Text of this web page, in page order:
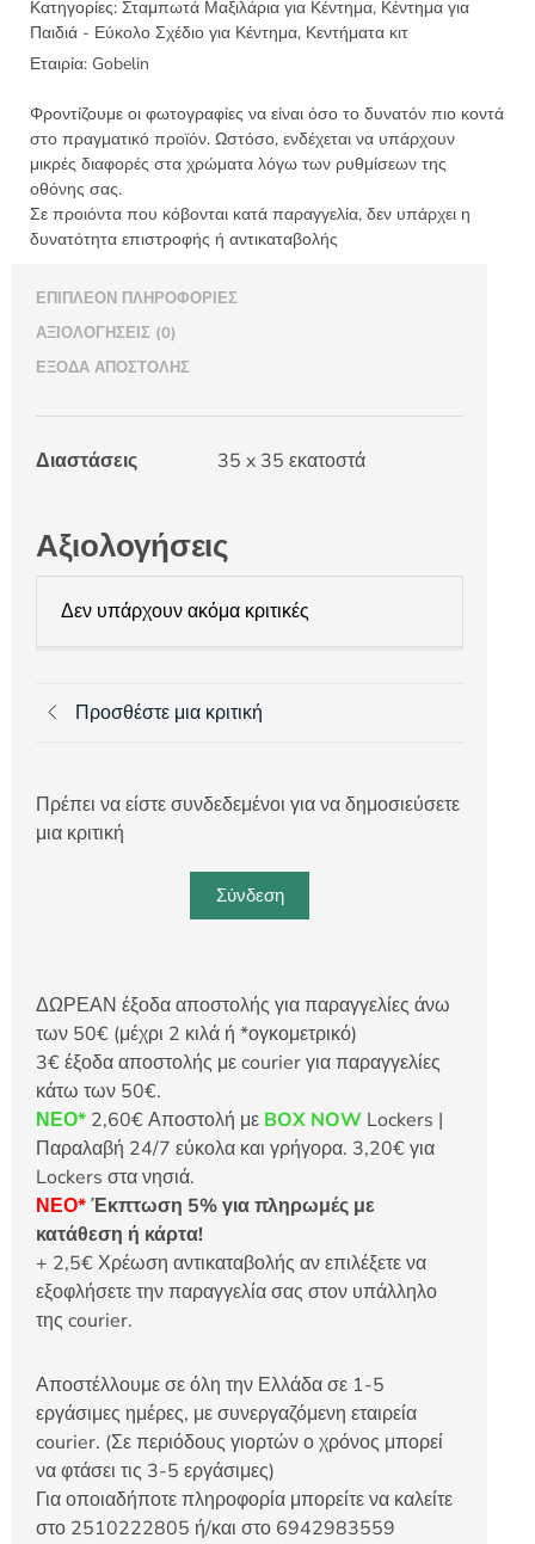
Κατηγορίες: Σταμπωτά Μαξιλάρια για Κέντημα, Κέντημα για
Παιδιά - Εύκολο Σχέδιο για Κέντημα, Κεντήματα κιτ
Εταιρία: Gobelin
Φροντίζουμε οι φωτογραφίες να είναι όσο το δυνατόν πιο κοντά
στο πραγματικό προϊόν. Ωστόσο, ενδέχεται να υπάρχουν
μικρές διαφορές στα χρώματα λόγω των ρυθμίσεων της
οθόνης σας.
Σε προιόντα που κόβονται κατά παραγγελία, δεν υπάρχει η
δυνατότητα επιστροφής ή αντικαταβολής
ΕΠΙΠΛΈΟΝ ΠΛΗΡΟΦΟΡΊΕΣ
ΑΞΙΟΛΟΓΉΣΕΙΣ (0)
ΈΞΟΔΑ ΑΠΟΣΤΟΛΉΣ
Διαστάσεις 35 x 35 εκατοστά
Αξιολογήσεις
Δεν υπάρχουν ακόμα κριτικές
Προσθέστε μια κριτική
Πρέπει να είστε συνδεδεμένοι για να δημοσιεύσετε
μια κριτική
Σύνδεση
ΔΩΡΕΑΝ έξοδα αποστολής για παραγγελίες άνω
των 50€ (μέχρι 2 κιλά ή *ογκομετρικό)
3€ έξοδα αποστολής με courier για παραγγελίες
κάτω των 50€.
ΝΕΟ* 2,60€ Αποστολή με BOX NOW Lockers |
Παραλαβή 24/7 εύκολα και γρήγορα. 3,20€ για
Lockers στα νησιά.
ΝΕΟ*Έκπτωση 5% για πληρωμές με
κατάθεση ή κάρτα!
+ 2,5€ Χρέωση αντικαταβολής αν επιλέξετε να
εξοφλήσετε την παραγγελία σας στον υπάλληλο
της courier.
Αποστέλλουμε σε όλη την Ελλάδα σε 1-5
εργάσιμες ημέρες, με συνεργαζόμενη εταιρεία
courier. (Σε περιόδους γιορτών ο χρόνος μπορεί
να φτάσει τις 3-5 εργάσιμες)
Για οποιαδήποτε πληροφορία μπορείτε να καλείτε
στο 2510222805 ή/και στο 6942983559